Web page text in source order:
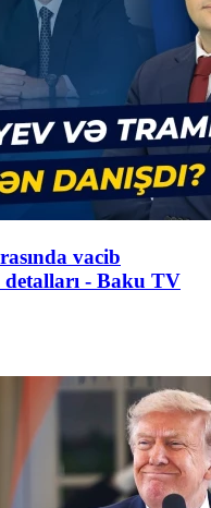
vacib
detalları - Baku TV